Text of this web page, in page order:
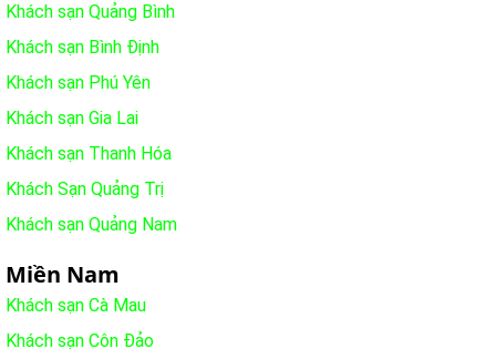
Khách sạn Quảng Bình
Khách sạn Bình Định
Khách sạn Phú Yên
Khách sạn Gia Lai
Khách sạn Thanh Hóa
Khách Sạn Quảng Trị
Khách sạn Quảng Nam
Miền Nam
Khách sạn Cà Mau
Khách sạn Côn Đảo